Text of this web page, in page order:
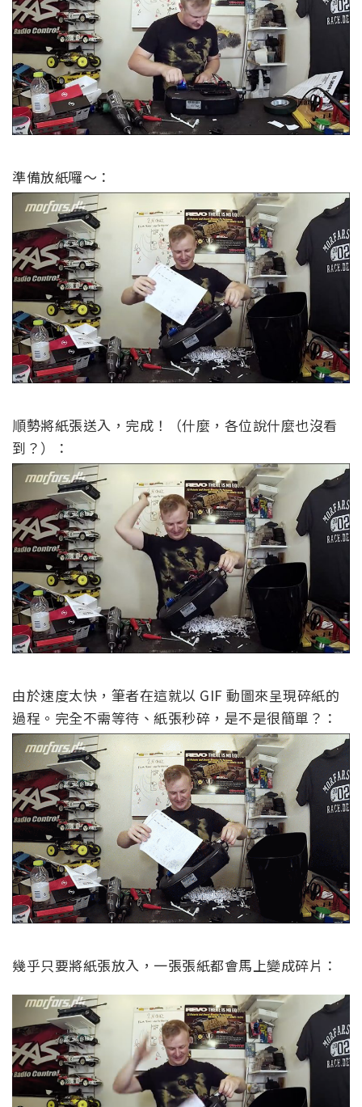
準備放紙囉～：
順勢將紙張送入，完成！（什麼，各位說什麼也沒看
到？）：
由於速度太快，筆者在這就以 GIF 動圖來呈現碎紙的
過程。完全不需等待、紙張秒碎，是不是很簡單？：
幾乎只要將紙張放入，一張張紙都會馬上變成碎片：